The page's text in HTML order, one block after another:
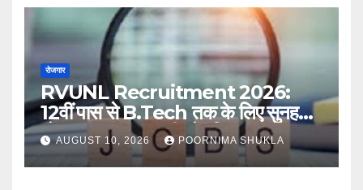
रोजगार
RVUNL Recruitment 2026:
12वीं पास से B.Tech तक के लिए सुनहरा
मौका, 2005 सरकारी नौकरियां
AUGUST 10, 2026 POORNIMA SHUKLA